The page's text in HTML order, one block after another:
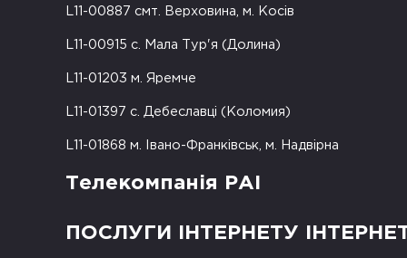
L11-00887 смт. Верховина, м. Косів
L11-00915 с. Мала Тур'я (Долина)
L11-01203 м. Яремче
L11-01397 с. Дебеславці (Коломия)
L11-01868 м. Івано-Франківськ, м. Надвірна
Телекомпанія РАІ
ПОСЛУГИ ІНТЕРНЕТУ